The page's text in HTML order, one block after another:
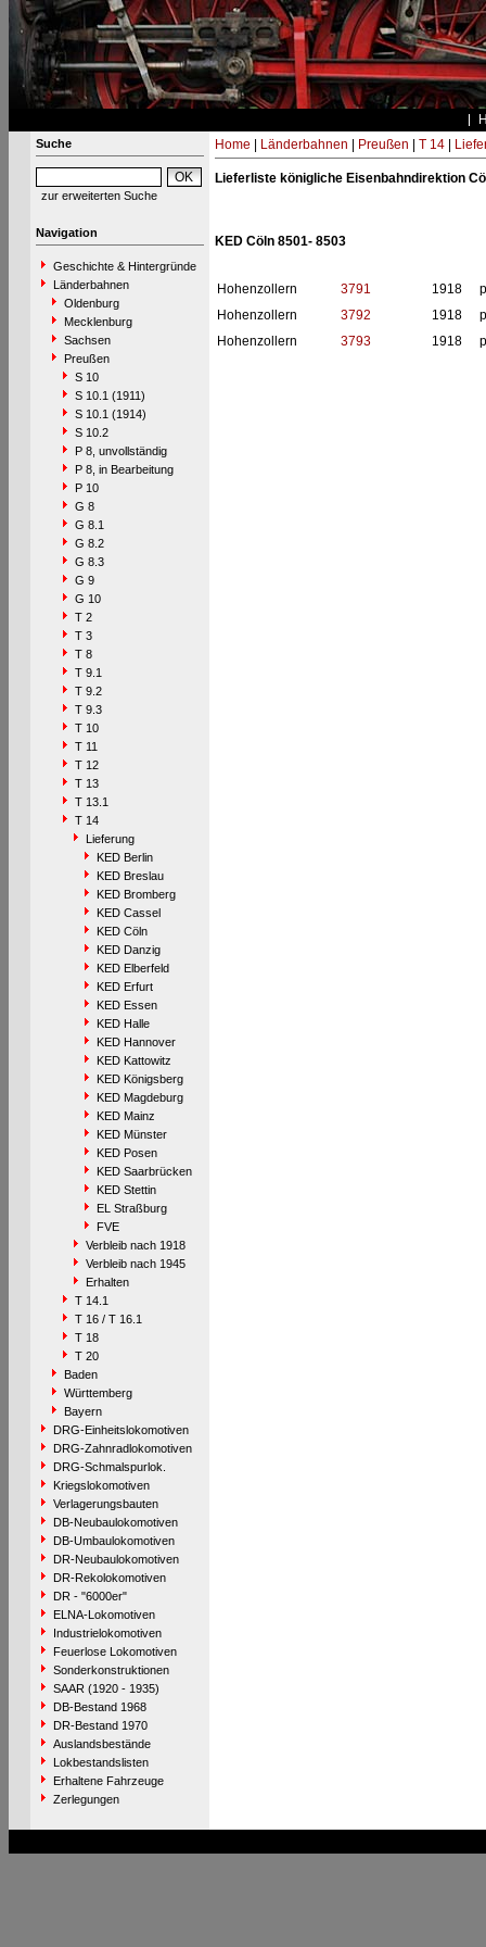
Suche
zur erweiterten Suche
Navigation
Geschichte & Hintergründe
Länderbahnen
Oldenburg
Mecklenburg
Sachsen
Preußen
S 10
S 10.1 (1911)
S 10.1 (1914)
S 10.2
P 8, unvollständig
P 8, in Bearbeitung
P 10
G 8
G 8.1
G 8.2
G 8.3
G 9
G 10
T 2
T 3
T 8
T 9.1
T 9.2
T 9.3
T 10
T 11
T 12
T 13
T 13.1
T 14
Lieferung
KED Berlin
KED Breslau
KED Bromberg
KED Cassel
KED Cöln
KED Danzig
KED Elberfeld
KED Erfurt
KED Essen
KED Halle
KED Hannover
KED Kattowitz
KED Königsberg
KED Magdeburg
KED Mainz
KED Münster
KED Posen
KED Saarbrücken
KED Stettin
EL Straßburg
FVE
Verbleib nach 1918
Verbleib nach 1945
Erhalten
T 14.1
T 16 / T 16.1
T 18
T 20
Baden
Württemberg
Bayern
DRG-Einheitslokomotiven
DRG-Zahnradlokomotiven
DRG-Schmalspurlok.
Kriegslokomotiven
Verlagerungsbauten
DB-Neubaulokomotiven
DB-Umbaulokomotiven
DR-Neubaulokomotiven
DR-Rekolokomotiven
DR - "6000er"
ELNA-Lokomotiven
Industrielokomotiven
Feuerlose Lokomotiven
Sonderkonstruktionen
SAAR (1920 - 1935)
DB-Bestand 1968
DR-Bestand 1970
Auslandsbestände
Lokbestandslisten
Erhaltene Fahrzeuge
Zerlegungen
Home Länderbahnen Preußen T 14|
Lieferliste königliche Eisenbahndirektion
KED Cöln 8501- 8503
Hohenzollern 3791 1918
Hohenzollern
3792 1918
Hohenzollern
3793 1918